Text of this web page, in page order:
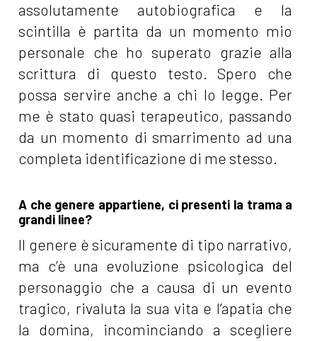
assolutamente autobiografica e la
scintilla è partita da un momento mio
personale che ho superato grazie alla
scrittura di questo testo. Spero che
possa servire anche a chi lo legge. Per
me è stato quasi terapeutico, passando
da un momento di smarrimento ad una
completa identificazione di me stesso.
A che genere appartiene, ci presenti la trama a
grandi linee?
Il genere è sicuramente di tipo narrativo,
ma c’è una evoluzione psicologica del
personaggio che a causa di un evento
tragico, rivaluta la sua vita e l’apatia che
la domina, incominciando a scegliere